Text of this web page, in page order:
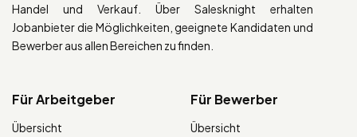
Handel und Verkauf. Über Salesknight erhalten
Jobanbieter die Möglichkeiten, geeignete Kandidaten und
Bewerber aus allen Bereichen zu finden.
Für Arbeitgeber
Übersicht
Für Bewerber
Übersicht